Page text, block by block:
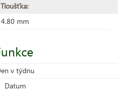
Tloušťka:
4.80 mm
v týdnu
Datum